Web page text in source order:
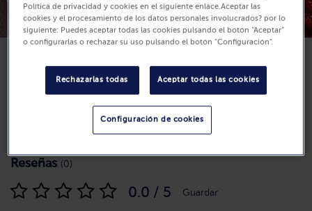
Tiempo de preparación: 25 min
Reseñas (0)
0.0 / 5 Guardar
Política de privacidad y cookies en el siguiente enlace.Aceptar las
cookies y el procesamiento de los datos personales involucrados? por lo
siguiente: Puedes aceptar todas las cookies pulsando el botón “Aceptar”
o configurarlas o rechazar su uso pulsando el botón "Configuración".
Rechazarlas todas Aceptar todas las cookies
Configuración de cookies